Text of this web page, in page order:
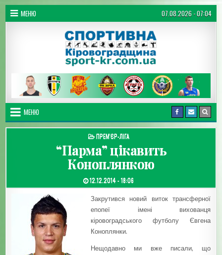
Перейти до вмісту
МЕНЮ 07.08.2026 - 07:04
Спортивна Кіровоградщина
МЕНЮ
ОПУБЛІКУВАТИ В
ПРЕМ'ЄР-ЛІГА
“Парма” цікавить
Коноплянкою
ДАТА ЗАПИСИ:
12.12.2014 - 18:06
Закрутився новий виток трансферної
епопеї імені вихованця
кіровоградського футболу Євгена
Коноплянки.
Нещодавно ми вже писали, що